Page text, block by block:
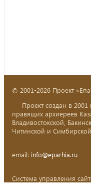
© 2001-2026 Проект
Проект создан в 2001
правящих архиереев
Владивостокской,
Читинской и
email: info@eparhia.ru
Система управления